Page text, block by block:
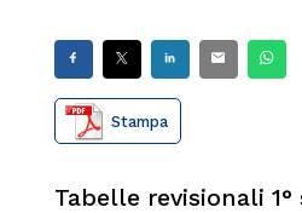
Stampa
Tabelle revisionali